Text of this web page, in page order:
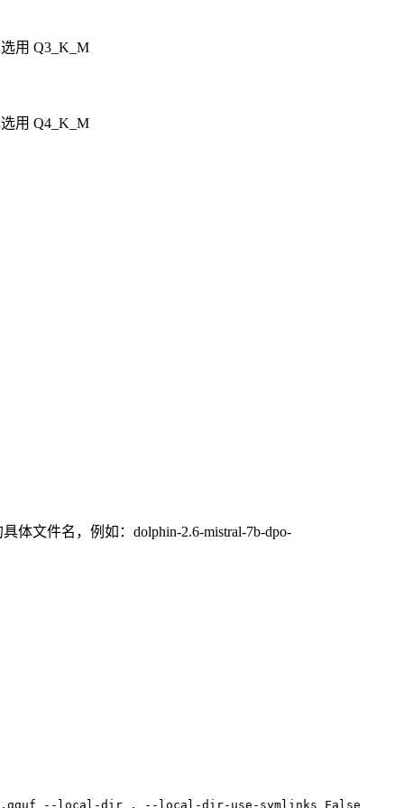
用 Q3_K_M
用 Q4_K_M
体文件名，例如：dolphin-2.6-mistral-7b-dpo-
--local-dir . --local-dir-use-symlinks False